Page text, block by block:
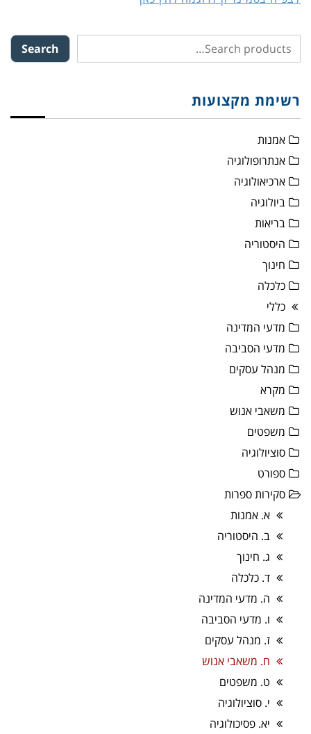
Search
רשימת מקצועות
אמנות
אנתרופולוגיה
ארכיאולוגיה
ביולוגיה
בריאות
היסטוריה
חינוך
כלכלה
כללי
מדעי המדינה
מדעי הסביבה
מנהל עסקים
מקרא
משאבי אנוש
משפטים
סוציולוגיה
ספורט
סקירות ספרות
א. אמנות
ב. היסטוריה
ג. חינוך
ד. כלכלה
ה. מדעי המדינה
ו. מדעי הסביבה
ז. מנהל עסקים
ח. משאבי אנוש
ט. משפטים
י. סוציולוגיה
יא. פסיכולוגיה